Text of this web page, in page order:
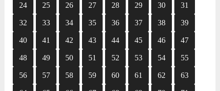
24 25 26 27 28 29 30 31
32 33 34 35 36 37 38 39
40 41 42 43 44 45 46 47
48 49 50 51 52 53 54 55
56 57 58 59 60 61 62 63